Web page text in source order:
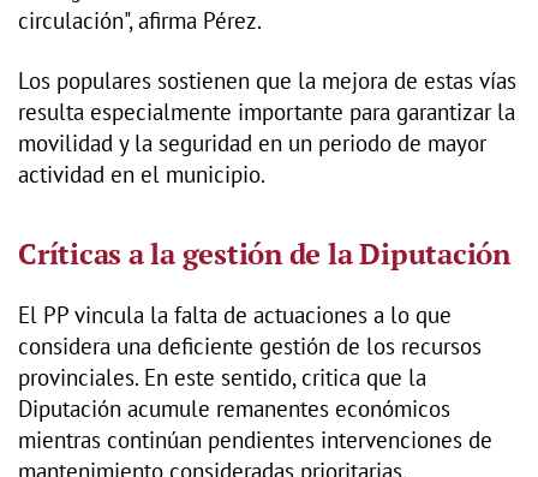
circulación", afirma Pérez.
Los populares sostienen que la mejora de estas vías
resulta especialmente importante para garantizar la
movilidad y la seguridad en un periodo de mayor
actividad en el municipio.
Críticas a la gestión de la Diputación
El PP vincula la falta de actuaciones a lo que
considera una deficiente gestión de los recursos
provinciales. En este sentido, critica que la
Diputación acumule remanentes económicos
mientras continúan pendientes intervenciones de
mantenimiento consideradas prioritarias.